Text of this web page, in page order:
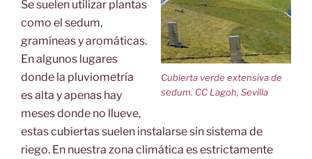
Cubierta verde extensiva de
sedum. CC Lagoh, Sevilla
Se suelen utilizar plantas
como el sedum,
gramíneas y aromáticas.
En algunos lugares
donde la pluviometría
es alta y apenas hay
meses donde no llueve,
estas cubiertas suelen instalarse sin sistema de
riego. En nuestra zona climática es estrictamente